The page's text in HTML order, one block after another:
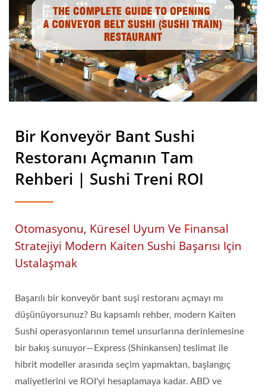
Bir Konveyör Bant Sushi
Restoranı Açmanın Tam
Rehberi | Sushi Treni ROI
Otomasyonu, Küresel Uyum Ve Finansal
Stratejiyi Modern Kaiten Sushi Başarısı Için
Ustalaşmak
Başarılı bir konveyör bant suşi restoranı açmayı mı
düşünüyorsunuz? Bu kapsamlı rehber, modern Kaiten
Sushi operasyonlarının temel unsurlarına derinlemesine
bir bakış sunuyor—Express (Shinkansen) teslimat ile
hibrit modeller arasında seçim yapmaktan, başlangıç
maliyetlerini ve ROI'yi hesaplamaya kadar. ABD ve